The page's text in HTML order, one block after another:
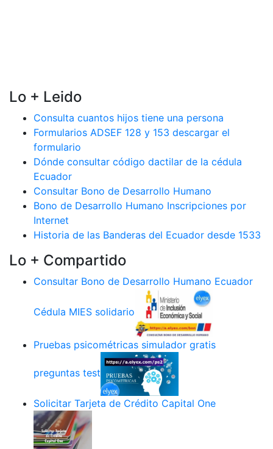
Lo + Leido
Consulta cuantos hijos tiene una persona
Formularios ADSEF 128 y 153 descargar el
formulario
Dónde consultar código dactilar de la cédula
Ecuador
Consultar Bono de Desarrollo Humano
Bono de Desarrollo Humano Inscripciones por
Internet
Historia de las Banderas del Ecuador desde 1533
Lo + Compartido
Consultar Bono de Desarrollo Humano Ecuador
Cédula MIES solidario
Pruebas psicométricas simulador gratis
preguntas test
Solicitar Tarjeta de Crédito Capital One